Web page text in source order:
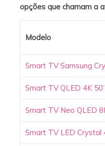
opções que chamam a
Modelo
Smart TV Samsung
Smart TV QLED 4K 50”
Smart TV Neo QLED
Smart TV LED Crystal